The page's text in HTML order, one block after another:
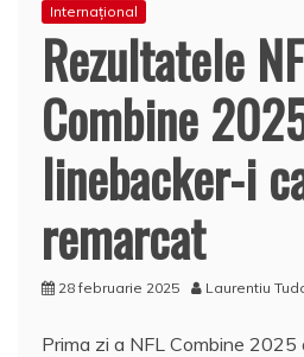
Internațional
Rezultatele
Combine
linebacker-i
remarcat
28 februarie 2025 Laurentiu
Prima zi a NFL Combine 2025